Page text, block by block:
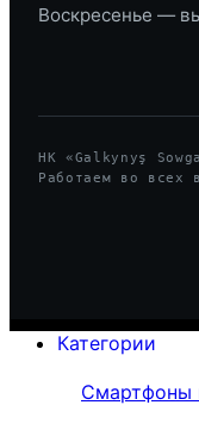
Воскресенье —
HK «Galkynyş
Работаем во всех
Категории
Смартфоны